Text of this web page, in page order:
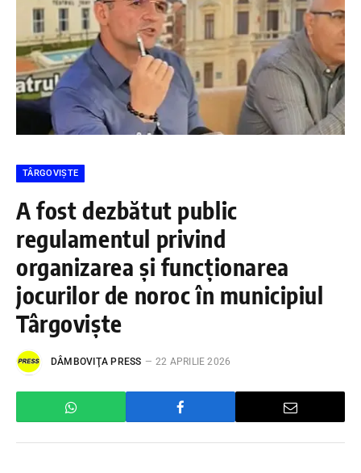
TÂRGOVIȘTE
A fost dezbătut public
regulamentul privind
organizarea și funcționarea
jocurilor de noroc în municipiul
Târgoviște
DÂMBOVIŢA PRESS 22 APRILIE 2026